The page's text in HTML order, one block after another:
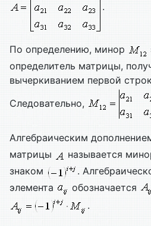
.
По определению, минор
определитель матрицы,
вычеркиванием первой
Следовательно,
Алгебраическим
матрицы
называется
знаком
.
элемента
обозначается
.